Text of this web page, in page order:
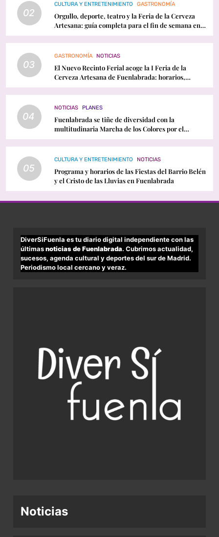
02
CULTURA Y ENTRETENIMIENTO GASTRONOMÍA
Orgullo, deporte, teatro y la Feria de la Cerveza
Artesana: guía completa para el fin de semana en
Fuenlabrada
03
GASTRONOMÍA NOTICIAS
El Nuevo Recinto Ferial acoge la I Feria de la
Cerveza Artesana de Fuenlabrada: horarios,
conciertos y programación
04
NOTICIAS PLANES
Fuenlabrada se tiñe de diversidad con la
multitudinaria Marcha de los Colores por el
Orgullo LGTBI
05
CULTURA Y ENTRETENIMIENTO NOTICIAS
Programa y horarios de las Fiestas del Barrio Belén
y el Cristo de las Lluvias en Fuenlabrada
DiverSiFuenla es tu diario digital independiente con las
últimasnoticias de Fuenlabrada. Cubrimos actualidad,
sucesos, agenda cultural y deportes del sur de Madrid.
Periodismo local cercano y veraz.
Noticias